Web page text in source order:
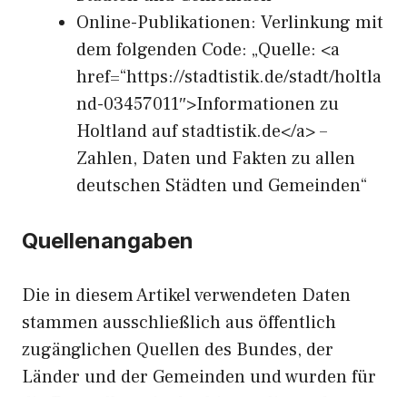
Online-Publikationen: Verlinkung mit
dem folgenden Code: „Quelle: <a
href=“https://stadtistik.de/stadt/holtla
nd-03457011″>Informationen zu
Holtland auf stadtistik.de</a> –
Zahlen, Daten und Fakten zu allen
deutschen Städten und Gemeinden“
Quellenangaben
Die in diesem Artikel verwendeten Daten
stammen ausschließlich aus öffentlich
zugänglichen Quellen des Bundes, der
Länder und der Gemeinden und wurden für